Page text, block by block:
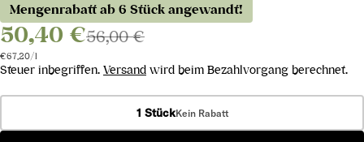
Mengenrabatt ab 6 Stück angewandt!
50,40 €56,00 €
Stückpreis
€67,20/pro
l
Steuer inbegriffen. Versand wird beim Bezahlvorgang berechnet.
1 StückKein Rabatt